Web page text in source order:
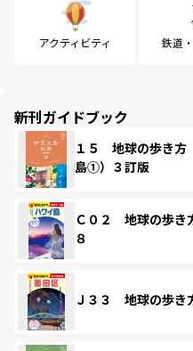
アクティビティ 鉄道
新刊ガイドブック
１５ 地球の歩き
島①）３訂版
Ｃ０２ 地球の歩
８
Ｊ３３ 地球の歩